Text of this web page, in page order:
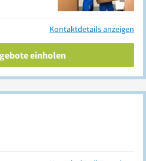
Kontaktdetails anzeigen
einholen